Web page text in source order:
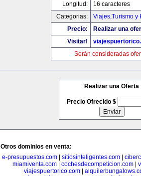
Longitud:
16 caracteres
Categorias:
Viajes,Turismo y
Precio:
Realizar una
Visitar!
Serán consideradas
Realizar una Oferta
Precio Ofrecido $
Otros dominios en venta:
e-presupuestos.com
sitiosinteligentes.com
miamiventa.com
cochesdecompeticion.com
viajespuertorico.com|